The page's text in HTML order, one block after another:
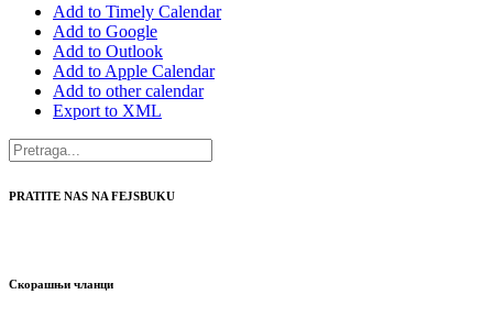
Add to Timely Calendar
Add to Google
Add to Outlook
Add to Apple Calendar
Add to other calendar
Export to XML
PRATITE NAS NA FEJSBUKU
Скорашњи чланци